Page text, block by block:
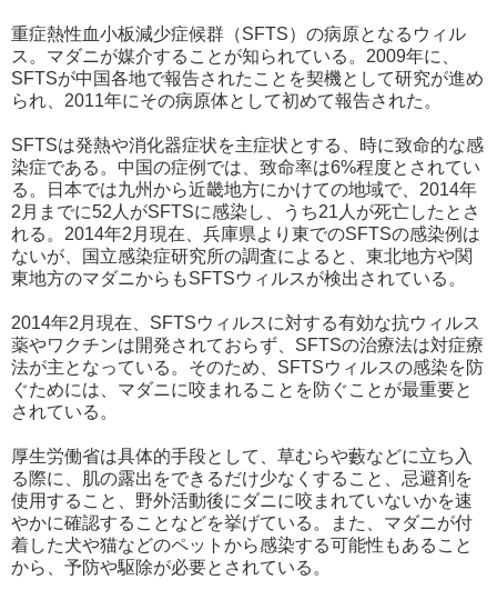
重症熱性血小板減少症候群（SFTS）の病原となるウィル
ス。マダニが媒介することが知られている。2009年に、
SFTSが中国各地で報告されたことを契機として研究が進め
られ、2011年にその病原体として初めて報告された。
SFTSは発熱や消化器症状を主症状とする、時に致命的な感
染症である。中国の症例では、致命率は6%程度とされてい
る。日本では九州から近畿地方にかけての地域で、2014年
2月までに52人がSFTSに感染し、うち21人が死亡したとさ
れる。2014年2月現在、兵庫県より東でのSFTSの感染例は
ないが、国立感染症研究所の調査によると、東北地方や関
東地方のマダニからもSFTSウィルスが検出されている。
2014年2月現在、SFTSウィルスに対する有効な抗ウィルス
薬やワクチンは開発されておらず、SFTSの治療法は対症療
法が主となっている。そのため、SFTSウィルスの感染を防
ぐためには、マダニに咬まれることを防ぐことが最重要と
されている。
厚生労働省は具体的手段として、草むらや藪などに立ち入
る際に、肌の露出をできるだけ少なくすること、忌避剤を
使用すること、野外活動後にダニに咬まれていないかを速
やかに確認することなどを挙げている。また、マダニが付
着した犬や猫などのペットから感染する可能性もあること
から、予防や駆除が必要とされている。